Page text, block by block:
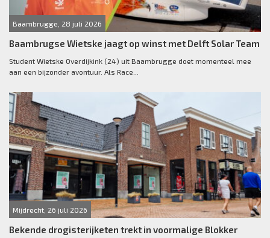
Baambrugge, 28 juli 2026
Baambrugse Wietske jaagt op winst met Delft Solar Team
Student Wietske Overdijkink (24) uit Baambrugge doet momenteel mee
aan een bijzonder avontuur. Als Race...
Mijdrecht, 26 juli 2026
Bekende drogisterijketen trekt in voormalige Blokker